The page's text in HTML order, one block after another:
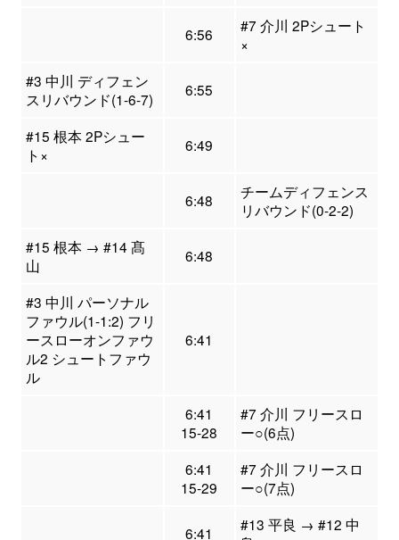
6:56
#7 介川 2Pシュート
×
#3 中川 ディフェン
スリバウンド(1-6-7)
6:55
#15 根本 2Pシュー
ト×
6:49
6:48
チームディフェンス
リバウンド(0-2-2)
#15 根本 → #14 髙
山
6:48
#3 中川 パーソナル
ファウル(1-1:2) フリ
ースローオンファウ
ル2 シュートファウ
ル
6:41
6:41
15-28
#7 介川 フリースロ
ー○(6点)
6:41
15-29
#7 介川 フリースロ
ー○(7点)
6:41
#13 平良 → #12 中